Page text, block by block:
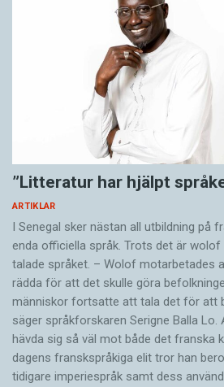
”Litteratur har hjälpt
ARTIKLAR
I Senegal sker nästan all utbildning på
enda officiella språk. Trots det är
talade språket. – Wolof motarbetades
rädda för att det skulle göra
människor fortsatte att tala det för att
säger språkforskaren Serigne Balla
hävda sig så väl mot både det franska
dagens franskspråkiga elit tror han
tidigare imperiespråk samt dess